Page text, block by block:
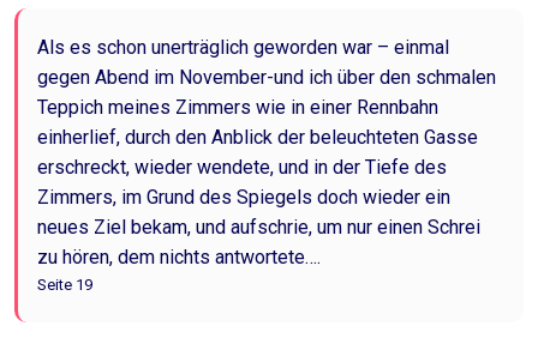
Als es schon unerträglich geworden war – einmal
gegen Abend im November-und ich über den schmalen
Teppich meines Zimmers wie in einer Rennbahn
einherlief, durch den Anblick der beleuchteten Gasse
erschreckt, wieder wendete, und in der Tiefe des
Zimmers, im Grund des Spiegels doch wieder ein
neues Ziel bekam, und aufschrie, um nur einen Schrei
zu hören, dem nichts antwortete….
Seite 19